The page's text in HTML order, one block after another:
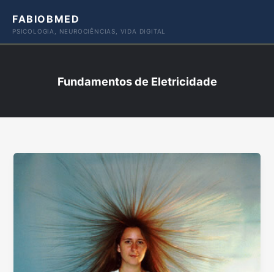
paraFABIOBMED
PSICOLOGIA, NEUROCIÊNCIAS, VIDA DIGITAL
Fundamentos de Eletricidade